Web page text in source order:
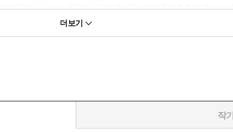
집했습니다. 우리 문학의 근간인 현실주의적 전통에 튼튼히 뿌리내
로 밑바닥까지 내려가 괴로워하다가 이를 털어 내고 자신을 바로 볼
더보기
작